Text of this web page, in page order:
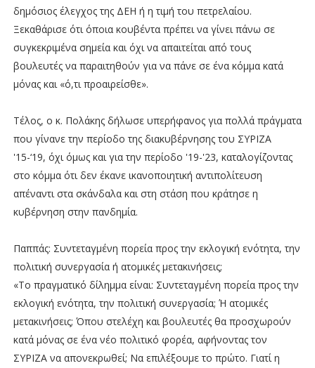
δημόσιος έλεγχος της ΔΕΗ ή η τιμή του πετρελαίου.
Ξεκαθάρισε ότι όποια κουβέντα πρέπει να γίνει πάνω σε
συγκεκριμένα σημεία και όχι να απαιτείται από τους
βουλευτές να παραιτηθούν για να πάνε σε ένα κόμμα κατά
μόνας και «ό,τι προαιρείσθε».
Τέλος, ο κ. Πολάκης δήλωσε υπερήφανος για πολλά πράγματα
που γίνανε την περίοδο της διακυβέρνησης του ΣΥΡΙΖΑ
'15-‘19, όχι όμως και για την περίοδο '19-'23, καταλογίζοντας
στο κόμμα ότι δεν έκανε ικανοποιητική αντιπολίτευση
απέναντι στα σκάνδαλα και στη στάση που κράτησε η
κυβέρνηση στην πανδημία.
Παππάς: Συντεταγμένη πορεία προς την εκλογική ενότητα, την
πολιτική συνεργασία ή ατομικές μετακινήσεις;
«Το πραγματικό δίλημμα είναι: Συντεταγμένη πορεία προς την
εκλογική ενότητα, την πολιτική συνεργασία; Ή ατομικές
μετακινήσεις; Όπου στελέχη και βουλευτές θα προσχωρούν
κατά μόνας σε ένα νέο πολιτικό φορέα, αφήνοντας τον
ΣΥΡΙΖΑ να απονεκρωθεί; Να επιλέξουμε το πρώτο. Γιατί η